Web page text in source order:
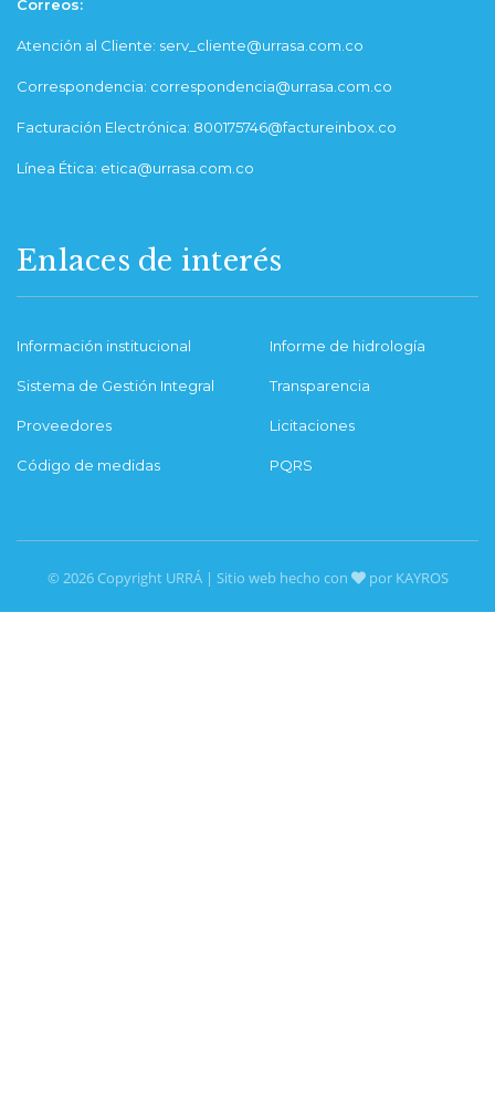
Correos:
Atención al Cliente: serv_cliente@urrasa.com.co
Correspondencia: correspondencia@urrasa.com.co
Facturación Electrónica: 800175746@factureinbox.co
Línea Ética: etica@urrasa.com.co
Enlaces de interés
Información institucional Informe de hidrología
Sistema de Gestión Integral Transparencia
Proveedores Licitaciones
Código de medidas PQRS
© 2026 Copyright URRÁ | Sitio web hecho con por KAYROS